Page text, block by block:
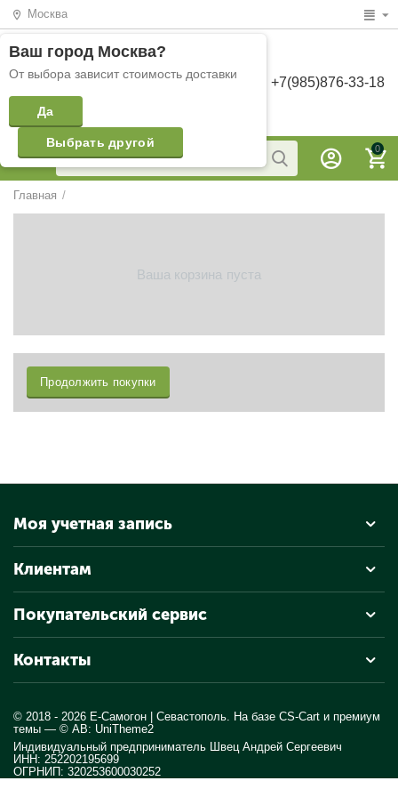
Москва
Ваш город Москва?
От выбора зависит стоимость доставки
Да
Выбрать другой
+7(985)876-33-18
0
Главная /
Ваша корзина пуста
Продолжить покупки
Моя учетная запись
Клиентам
Покупательский сервис
Контакты
© 2018 - 2026 Е-Самогон | Севастополь. На базеCS-Cart и премиум
темы —© AB: UniTheme2
Индивидуальный предприниматель Швец Андрей Сергеевич
ИНН: 252202195699
ОГРНИП: 320253600030252